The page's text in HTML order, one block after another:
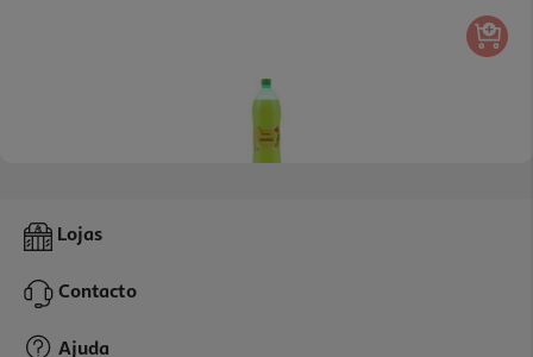
Refrigerante C/gás Auchan Ananás 1.5l
0,99 €
+0,10 € Depósito
Lojas
Contacto
Ajuda